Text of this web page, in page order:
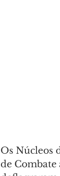
Os Núcleos
de